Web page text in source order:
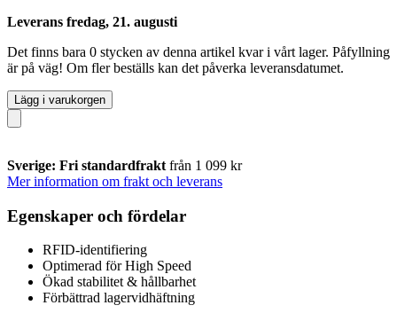
Leverans fredag, 21. augusti
Det finns bara 0 stycken av denna artikel kvar i vårt lager. Påfyllning
är på väg! Om fler beställs kan det påverka leveransdatumet.
Lägg i varukorgen
Sverige: Fri standardfrakt från 1 099 kr
Mer information om frakt och leverans
Egenskaper och fördelar
RFID-identifiering
Optimerad för High Speed
Ökad stabilitet & hållbarhet
Förbättrad lagervidhäftning